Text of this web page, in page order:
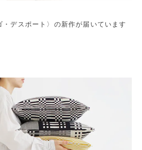
デスポート〉の新作が届いています